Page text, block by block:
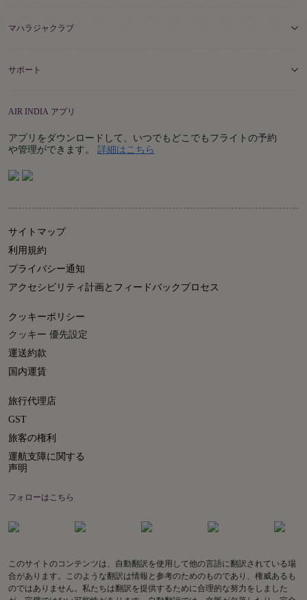
マハラジャクラブ
サポート
AIR INDIA アプリ
アプリをダウンロードして、いつでもどこでもフライトの予約
や管理ができます。 詳細はこちら
サイトマップ
利用規約
プライバシー通知
アクセシビリティ計画とフィードバックプロセス
クッキーポリシー
クッキー 優先設定
運送約款
国内運賃
旅行代理店
GST
旅客の権利
運航支障に関する
声明
フォローはこちら
このサイトのコンテンツは、自動翻訳を使用して他の言語に翻訳されている場
合があります。このような翻訳は情報と参考のためのものであり、権威あるも
のではありません。私たちは翻訳を提供するために合理的な努力をしました